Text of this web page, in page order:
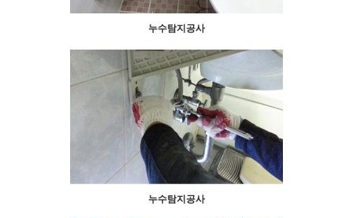
누수탐지공사
누수탐지공사